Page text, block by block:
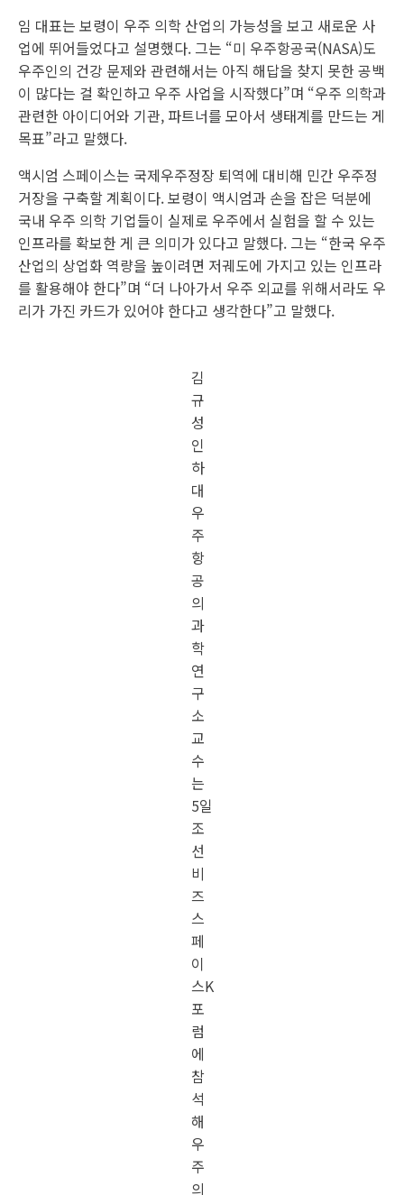
임 대표는 보령이 우주 의학 산업의 가능성을 보고 새로운 사
업에 뛰어들었다고 설명했다. 그는 “미 우주항공국(NASA)도
우주인의 건강 문제와 관련해서는 아직 해답을 찾지 못한 공백
이 많다는 걸 확인하고 우주 사업을 시작했다”며 “우주 의학과
관련한 아이디어와 기관, 파트너를 모아서 생태계를 만드는 게
목표”라고 말했다.
액시엄 스페이스는 국제우주정장 퇴역에 대비해 민간 우주정
거장을 구축할 계획이다. 보령이 액시엄과 손을 잡은 덕분에
국내 우주 의학 기업들이 실제로 우주에서 실험을 할 수 있는
인프라를 확보한 게 큰 의미가 있다고 말했다. 그는 “한국 우주
산업의 상업화 역량을 높이려면 저궤도에 가지고 있는 인프라
를 활용해야 한다”며 “더 나아가서 우주 외교를 위해서라도 우
리가 가진 카드가 있어야 한다고 생각한다”고 말했다.
김
규
성
인
하
대
우
주
항
공
의
과
학
연
구
소
교
수
는
5일
조
선
비
즈
스
페
이
스K
포
럼
에
참
석
해
우
주
의